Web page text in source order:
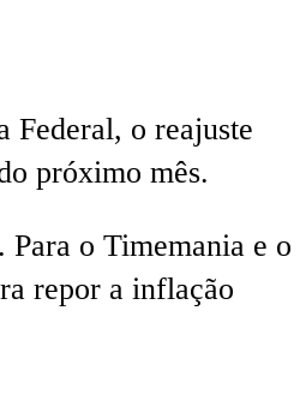
Federal, o reajuste
próximo mês.
o Timemania e o
repor a inflação